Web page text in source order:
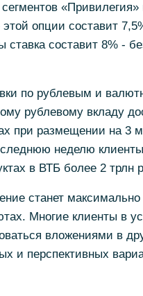
опции составит
составит 8% -
по рублевым и
рублевому вкладу
при размещении на 3
неделю
в ВТБ более 2 трлн
станет максимально
Многие клиенты в
вложениями в
и перспективных